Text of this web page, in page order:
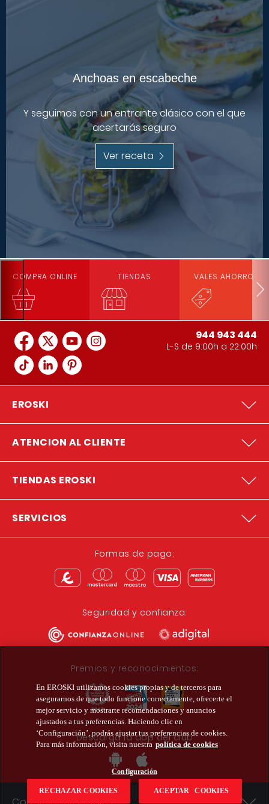
Anchoas en escabeche
Y seguimos con un entrante clásico con el que
acertarás seguro
Ver receta
COMPRA ONLINE TIENDAS VALES AHORRO
944 943 444
L-S de 9:00h a 22:00h
EROSKI
ATENCION AL CLIENTE
TIENDAS EROSKI
SERVICIOS
Formas de pago:
Seguridad y confianza:
Premios y reconocimientos:
Descarga la app del club
En EROSKI utilizamos cookies propias y de terceros para
asegurarnos de que todo funcione correctamente, ofrecerte el
mejor servicio y mostrarte recomendaciones y anuncios
ajustados a tus preferencias. Haciendo clic en
‘Configuración’, podrás ajustar tus preferencias de cookies.
Para más información, visita nuestra política de cookies
Configuración
RECHAZAR COOKIES ACEPTAR COOKIES